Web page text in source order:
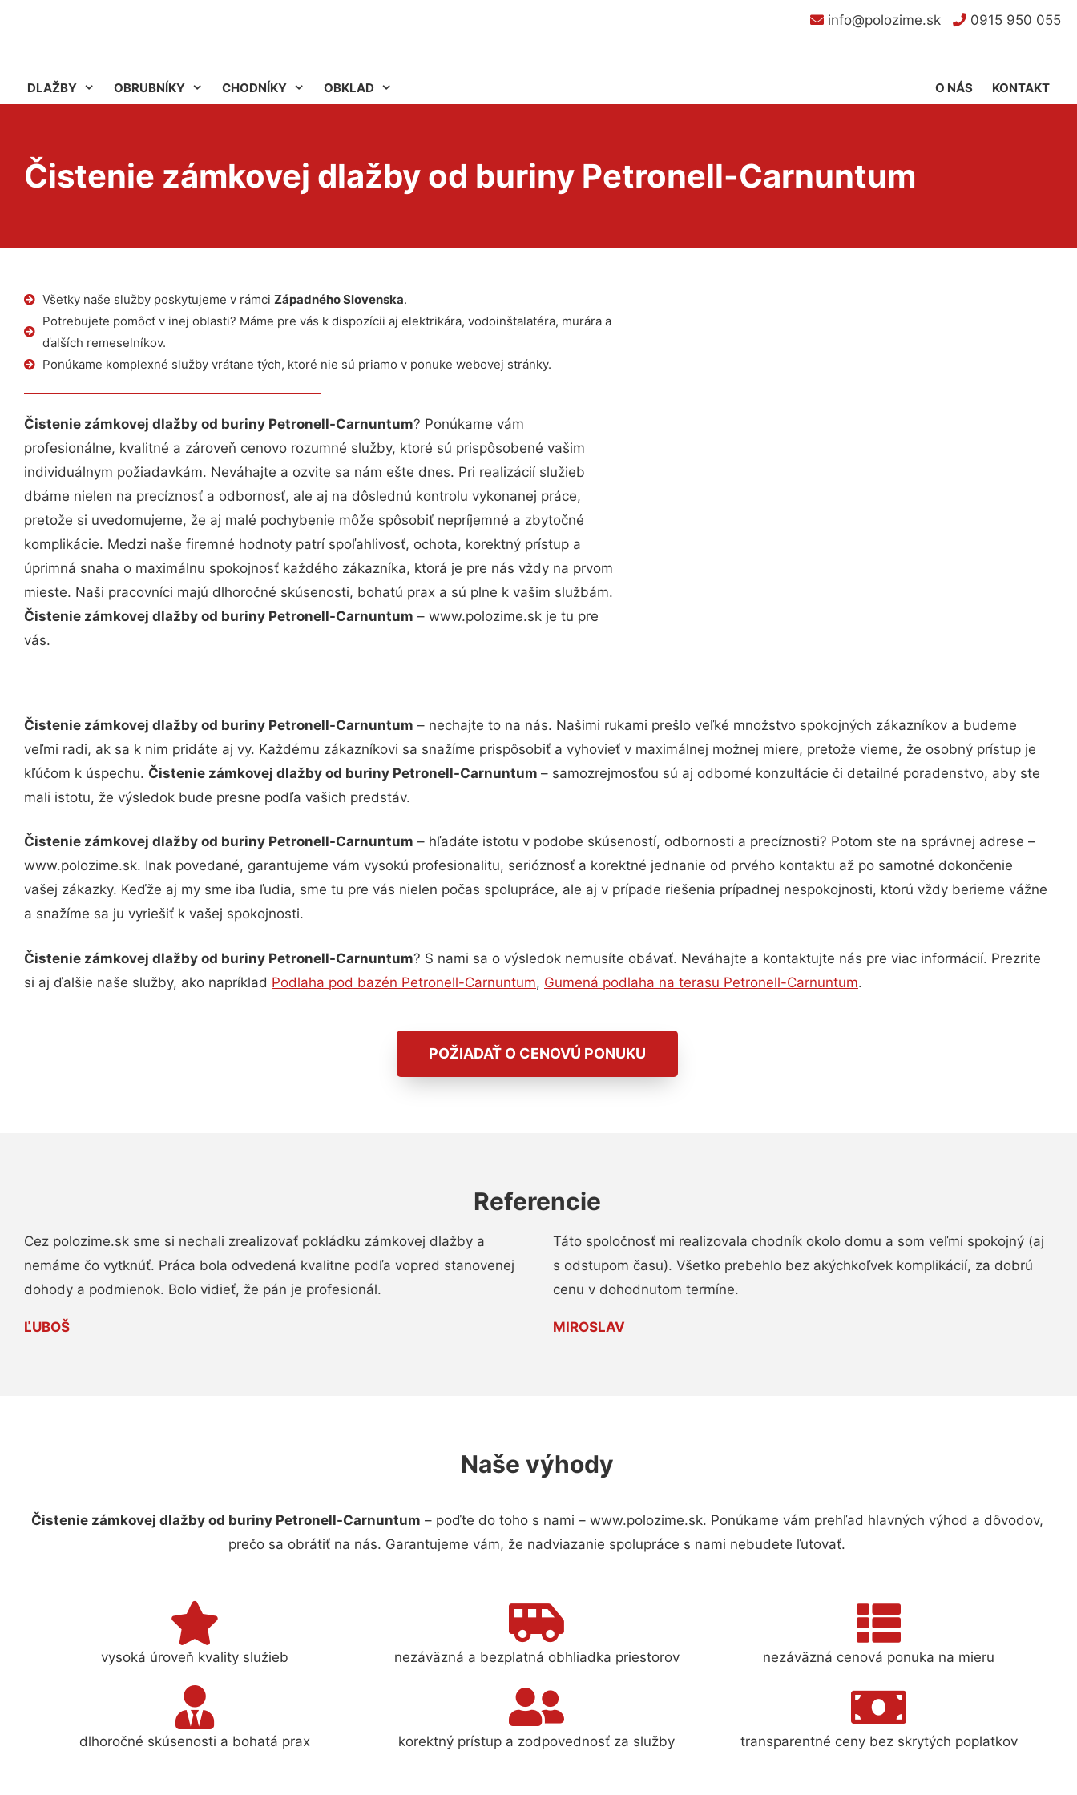
info@polozime.sk 0915 950 055
DLAŽBY OBRUBNÍKY CHODNÍKY OBKLAD KONTAKT
O NÁS
Čistenie zámkovej dlažby od buriny Petronell-Carnuntum
Všetky naše služby poskytujeme v rámci Západného Slovenska.
Potrebujete pomôcť v inej oblasti? Máme pre vás k dispozícii aj elektrikára, vodoinštalatéra, murára a
ďalších remeselníkov.
Ponúkame komplexné služby vrátane tých, ktoré nie sú priamo v ponuke webovej stránky.
Čistenie zámkovej dlažby od buriny Petronell-Carnuntum? Ponúkame vám
profesionálne, kvalitné a zároveň cenovo rozumné služby, ktoré sú prispôsobené vašim
individuálnym požiadavkám. Neváhajte a ozvite sa nám ešte dnes. Pri realizácií služieb
dbáme nielen na precíznosť a odbornosť, ale aj na dôslednú kontrolu vykonanej práce,
pretože si uvedomujeme, že aj malé pochybenie môže spôsobiť nepríjemné a zbytočné
komplikácie. Medzi naše firemné hodnoty patrí spoľahlivosť, ochota, korektný prístup a
úprimná snaha o maximálnu spokojnosť každého zákazníka, ktorá je pre nás vždy na prvom
mieste. Naši pracovníci majú dlhoročné skúsenosti, bohatú prax a sú plne k vašim službám.
Čistenie zámkovej dlažby od buriny Petronell-Carnuntum – www.polozime.sk je tu pre
vás.
Čistenie zámkovej dlažby od buriny Petronell-Carnuntum – nechajte to na nás. Našimi rukami prešlo veľké množstvo spokojných zákazníkov a budeme
veľmi radi, ak sa k nim pridáte aj vy. Každému zákazníkovi sa snažíme prispôsobiť a vyhovieť v maximálnej možnej miere, pretože vieme, že osobný prístup je
kľúčom k úspechu. Čistenie zámkovej dlažby od buriny Petronell-Carnuntum – samozrejmosťou sú aj odborné konzultácie či detailné poradenstvo, aby ste
mali istotu, že výsledok bude presne podľa vašich predstáv.
Čistenie zámkovej dlažby od buriny Petronell-Carnuntum – hľadáte istotu v podobe skúseností, odbornosti a precíznosti? Potom ste na správnej adrese –
www.polozime.sk. Inak povedané, garantujeme vám vysokú profesionalitu, serióznosť a korektné jednanie od prvého kontaktu až po samotné dokončenie
vašej zákazky. Keďže aj my sme iba ľudia, sme tu pre vás nielen počas spolupráce, ale aj v prípade riešenia prípadnej nespokojnosti, ktorú vždy berieme vážne
a snažíme sa ju vyriešiť k vašej spokojnosti.
Čistenie zámkovej dlažby od buriny Petronell-Carnuntum? S nami sa o výsledok nemusíte obávať. Neváhajte a kontaktujte nás pre viac informácií. Prezrite
si aj ďalšie naše služby, ako napríklad Podlaha pod bazén Petronell-Carnuntum, Gumená podlaha na terasu Petronell-Carnuntum.
POŽIADAŤ O CENOVÚ PONUKU
Referencie
Cez polozime.sk sme si nechali zrealizovať pokládku zámkovej dlažby a
nemáme čo vytknúť. Práca bola odvedená kvalitne podľa vopred stanovenej
dohody a podmienok. Bolo vidieť, že pán je profesionál.
ĽUBOŠ
Táto spoločnosť mi realizovala chodník okolo domu a som veľmi spokojný (aj
s odstupom času). Všetko prebehlo bez akýchkoľvek komplikácií, za dobrú
cenu v dohodnutom termíne.
MIROSLAV
Naše výhody
Čistenie zámkovej dlažby od buriny Petronell-Carnuntum – poďte do toho s nami – www.polozime.sk. Ponúkame vám prehľad hlavných výhod a dôvodov,
prečo sa obrátiť na nás. Garantujeme vám, že nadviazanie spolupráce s nami nebudete ľutovať.
vysoká úroveň kvality služieb nezáväzná a bezplatná obhliadka priestorov nezáväzná cenová ponuka na mieru
dlhoročné skúsenosti a bohatá prax korektný prístup a zodpovednosť za služby transparentné ceny bez skrytých poplatkov